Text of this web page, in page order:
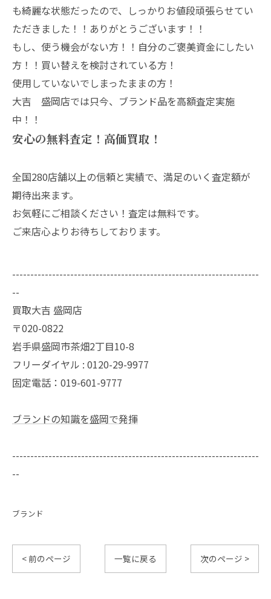
も綺麗な状態だったので、しっかりお値段頑張らせてい
ただきました！！ありがとうございます！！
もし、使う機会がない方！！自分のご褒美資金にしたい
方！！買い替えを検討されている方！
使用していないでしまったままの方！
大吉 盛岡店では只今、ブランド品を高額査定実施
中！！
安心の無料査定！高価買取！
全国280店舗以上の信頼と実績で、満足のいく査定額が
期待出来ます。
お気軽にご相談ください！査定は無料です。
ご来店心よりお待ちしております。
--------------------------------------------------------------------
--
買取大吉 盛岡店
〒020-0822
岩手県盛岡市茶畑2丁目10-8
フリーダイヤル : 0120-29-9977
固定電話：019-601-9777
ブランドの知識を盛岡で発揮
--------------------------------------------------------------------
--
ブランド
< 前のページ 一覧に戻る 次のページ >